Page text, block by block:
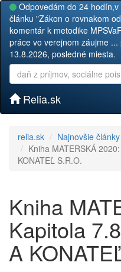
Odpovedám do 24
článku "Zákon o rovnakom
komentár k metodike
práce vo verejnom záujme
13.8.2026, posledné miesta.
Relia.sk
relia.sk
Najnovšie články
Kniha MATERSKÁ
KONATEĽ S.R.O.
Kniha
Kapitola
A